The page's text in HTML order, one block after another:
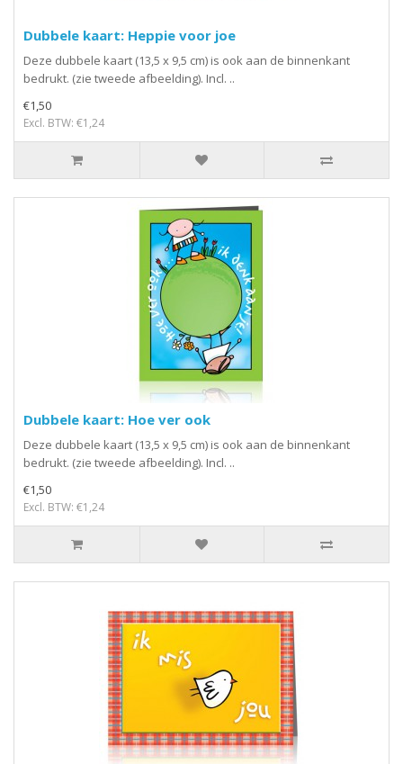
Dubbele kaart: Heppie voor joe
Deze dubbele kaart (13,5 x 9,5 cm) is ook aan de binnenkant
bedrukt. (zie tweede afbeelding). Incl. ..
€1,50
Excl. BTW: €1,24
Dubbele kaart: Hoe ver ook
Deze dubbele kaart (13,5 x 9,5 cm) is ook aan de binnenkant
bedrukt. (zie tweede afbeelding). Incl. ..
€1,50
Excl. BTW: €1,24